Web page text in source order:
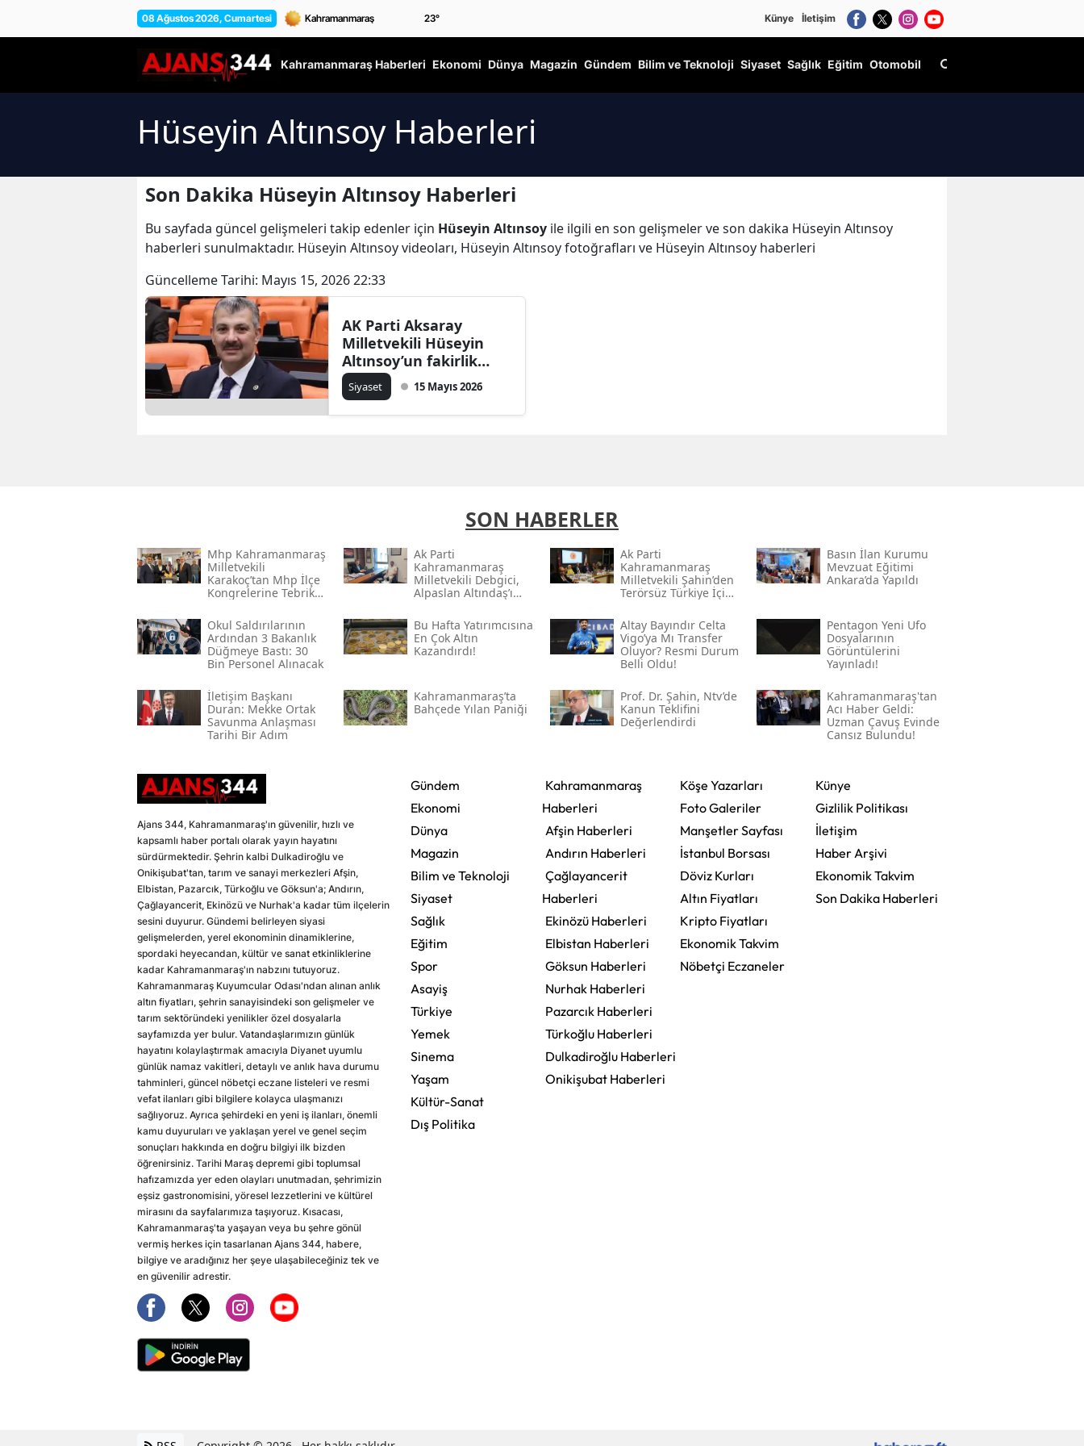
08 Ağustos 2026, Cumartesi 23° Künye İletişim
Kahramanmaraş Haberleri Ekonomi Dünya Magazin Gündem Bilim ve Teknoloji Siyaset Sağlık Eğitim Otomobil
Hüseyin Altınsoy Haberleri
Son Dakika Hüseyin Altınsoy Haberleri
Bu sayfada güncel gelişmeleri takip edenler için Hüseyin Altınsoy ile ilgili en son gelişmeler ve son dakika Hüseyin Altınsoy
haberleri sunulmaktadır. Hüseyin Altınsoy videoları, Hüseyin Altınsoy fotoğrafları ve Hüseyin Altınsoy haberleri
Güncelleme Tarihi: Mayıs 15, 2026 22:33
AK Parti Aksaray
Milletvekili Hüseyin
Altınsoy’un fakirlik
belgesi açıklaması
Siyaset 15 Mayıs 2026
SON HABERLER
Mhp Kahramanmaraş
Milletvekili
Karakoç’tan Mhp İlçe
Kongrelerine Tebrik
Ak Parti
Kahramanmaraş
Milletvekili Debgici,
Alpaslan Altındaş’ı
Ak Parti
Kahramanmaraş
Milletvekili Şahin’den
Terörsüz Türkiye İçin
Basın İlan Kurumu
Mevzuat Eğitimi
Ankara’da Yapıldı
Okul Saldırılarının
Ardından 3 Bakanlık
Düğmeye Bastı: 30
Bin Personel Alınacak
Bu Hafta Yatırımcısına
En Çok Altın
Kazandırdı!
Altay Bayındır Celta
Vigo’ya Mı Transfer
Oluyor? Resmi Durum
Belli Oldu!
Pentagon Yeni Ufo
Dosyalarının
Görüntülerini
Yayınladı!
İletişim Başkanı
Duran: Mekke Ortak
Savunma Anlaşması
Tarihi Bir Adım
Kahramanmaraş’ta
Bahçede Yılan Paniği
Prof. Dr. Şahin, Ntv’de
Kanun Teklifini
Değerlendirdi
Kahramanmaraş'tan
Acı Haber Geldi:
Uzman Çavuş Evinde
Cansız Bulundu!
Ajans 344, Kahramanmaraş'ın güvenilir, hızlı ve
kapsamlı haber portalı olarak yayın hayatını
sürdürmektedir. Şehrin kalbi Dulkadiroğlu ve
Onikişubat'tan, tarım ve sanayi merkezleri Afşin,
Elbistan, Pazarcık, Türkoğlu ve Göksun'a; Andırın,
Çağlayancerit, Ekinözü ve Nurhak'a kadar tüm ilçelerin
sesini duyurur. Gündemi belirleyen siyasi
gelişmelerden, yerel ekonominin dinamiklerine,
spordaki heyecandan, kültür ve sanat etkinliklerine
kadar Kahramanmaraş'ın nabzını tutuyoruz.
Kahramanmaraş Kuyumcular Odası'ndan alınan anlık
altın fiyatları, şehrin sanayisindeki son gelişmeler ve
tarım sektöründeki yenilikler özel dosyalarla
sayfamızda yer bulur. Vatandaşlarımızın günlük
hayatını kolaylaştırmak amacıyla Diyanet uyumlu
günlük namaz vakitleri, detaylı ve anlık hava durumu
tahminleri, güncel nöbetçi eczane listeleri ve resmi
vefat ilanları gibi bilgilere kolayca ulaşmanızı
sağlıyoruz. Ayrıca şehirdeki en yeni iş ilanları, önemli
kamu duyuruları ve yaklaşan yerel ve genel seçim
sonuçları hakkında en doğru bilgiyi ilk bizden
öğrenirsiniz. Tarihi Maraş depremi gibi toplumsal
hafızamızda yer eden olayları unutmadan, şehrimizin
eşsiz gastronomisini, yöresel lezzetlerini ve kültürel
mirasını da sayfalarımıza taşıyoruz. Kısacası,
Kahramanmaraş'ta yaşayan veya bu şehre gönül
vermiş herkes için tasarlanan Ajans 344, habere,
bilgiye ve aradığınız her şeye ulaşabileceğiniz tek ve
en güvenilir adrestir.
Gündem
Ekonomi
Dünya
Magazin
Bilim ve Teknoloji
Siyaset
Sağlık
Eğitim
Spor
Asayiş
Türkiye
Yemek
Sinema
Yaşam
Kültür-Sanat
Dış Politika
Kahramanmaraş
Haberleri
Afşin Haberleri
Andırın Haberleri
Çağlayancerit
Haberleri
Ekinözü Haberleri
Elbistan Haberleri
Göksun Haberleri
Nurhak Haberleri
Pazarcık Haberleri
Türkoğlu Haberleri
Dulkadiroğlu Haberleri
Onikişubat Haberleri
Köşe Yazarları
Foto Galeriler
Manşetler Sayfası
İstanbul Borsası
Döviz Kurları
Altın Fiyatları
Kripto Fiyatları
Ekonomik Takvim
Nöbetçi Eczaneler
Künye
Gizlilik Politikası
İletişim
Haber Arşivi
Ekonomik Takvim
Son Dakika Haberleri